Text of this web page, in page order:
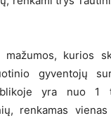
kurios
gyventojų
yra nuo 1
renkamas